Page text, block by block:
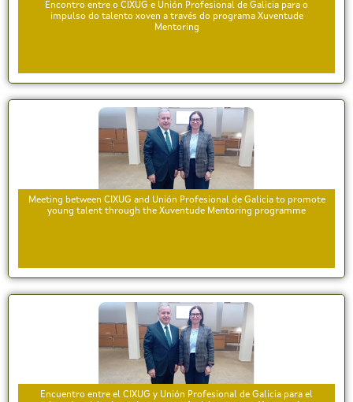
Encontro entre o CIXUG e Unión Profesional de Galicia para o
impulso do talento xoven a través do programa Xuventude
Mentoring
Meeting between CIXUG and Unión Profesional de Galicia to promote
young talent through the Xuventude Mentoring programme
Encuentro entre el CIXUG y Unión Profesional de Galicia para el